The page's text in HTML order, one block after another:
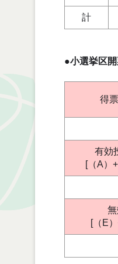
計
●小選挙区
得
有効
[（A）
[（E